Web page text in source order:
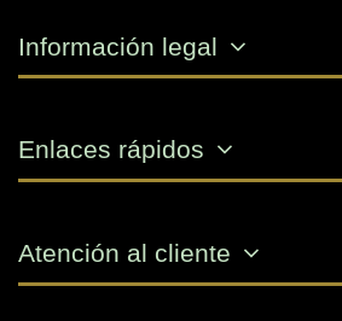
Tendedero Supervivencia
Miltec
Información legal
Enlaces rápidos
Atención al cliente